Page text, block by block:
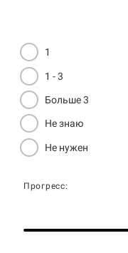
1
1 - 3
Больше 3
Не знаю
Не нужен
Прогресс: